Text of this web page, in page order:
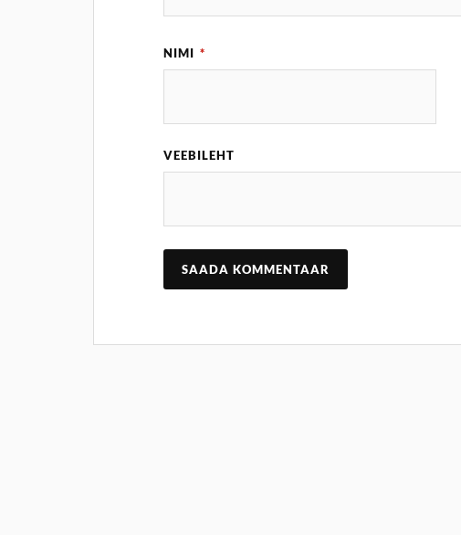
NIMI *
VEEBILEHT